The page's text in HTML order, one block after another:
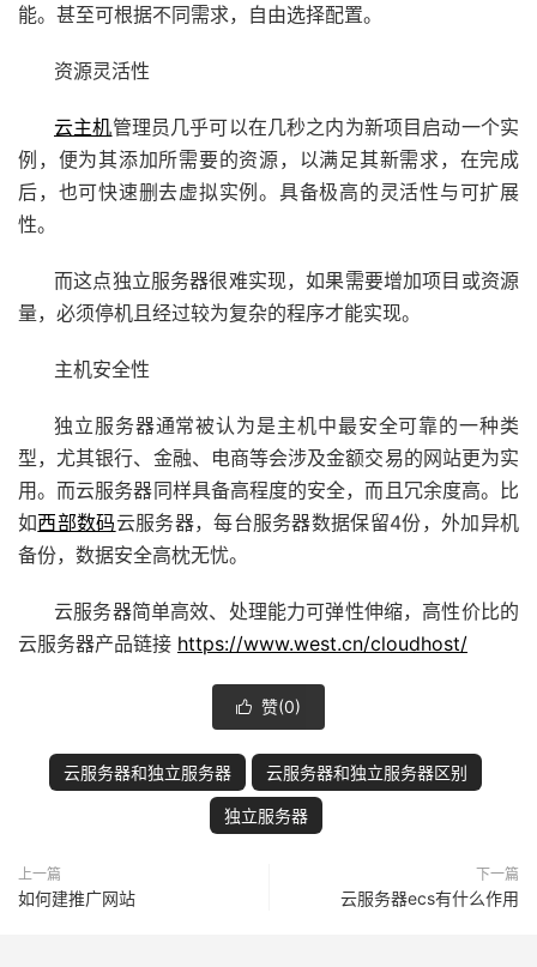
能。甚至可根据不同需求，自由选择配置。
资源灵活性
云主机管理员几乎可以在几秒之内为新项目启动一个实
例，便为其添加所需要的资源，以满足其新需求，在完成
后，也可快速删去虚拟实例。具备极高的灵活性与可扩展
性。
而这点独立服务器很难实现，如果需要增加项目或资源
量，必须停机且经过较为复杂的程序才能实现。
主机安全性
独立服务器通常被认为是主机中最安全可靠的一种类
型，尤其银行、金融、电商等会涉及金额交易的网站更为实
用。而云服务器同样具备高程度的安全，而且冗余度高。比
如西部数码云服务器，每台服务器数据保留4份，外加异机
备份，数据安全高枕无忧。
云服务器简单高效、处理能力可弹性伸缩，高性价比的
云服务器产品链接 https://www.west.cn/cloudhost/
 赞(0)
云服务器和独立服务器 云服务器和独立服务器区别
独立服务器
上一篇
如何建推广网站
下一篇
云服务器ecs有什么作用